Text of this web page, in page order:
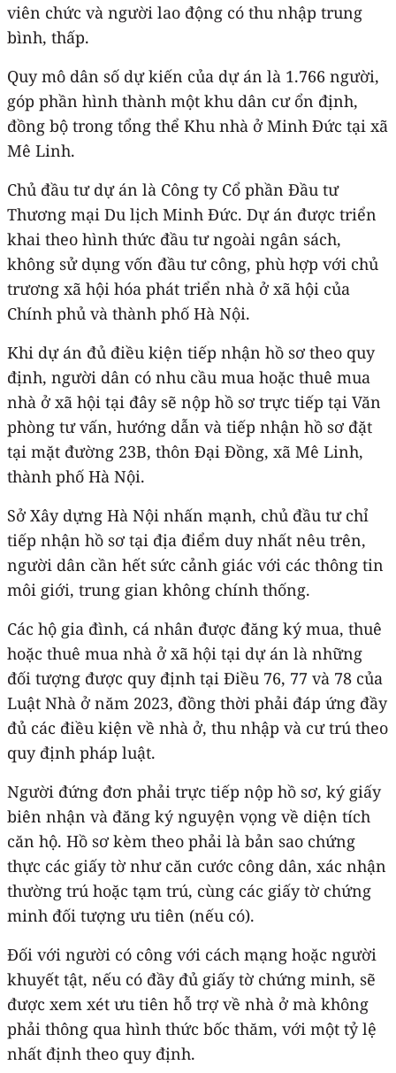
viên chức và người lao động có thu nhập trung
bình, thấp.
Quy mô dân số dự kiến của dự án là 1.766 người,
góp phần hình thành một khu dân cư ổn định,
đồng bộ trong tổng thể Khu nhà ở Minh Đức tại xã
Mê Linh.
Chủ đầu tư dự án là Công ty Cổ phần Đầu tư
Thương mại Du lịch Minh Đức. Dự án được triển
khai theo hình thức đầu tư ngoài ngân sách,
không sử dụng vốn đầu tư công, phù hợp với chủ
trương xã hội hóa phát triển nhà ở xã hội của
Chính phủ và thành phố Hà Nội.
Khi dự án đủ điều kiện tiếp nhận hồ sơ theo quy
định, người dân có nhu cầu mua hoặc thuê mua
nhà ở xã hội tại đây sẽ nộp hồ sơ trực tiếp tại Văn
phòng tư vấn, hướng dẫn và tiếp nhận hồ sơ đặt
tại mặt đường 23B, thôn Đại Đồng, xã Mê Linh,
thành phố Hà Nội.
Sở Xây dựng Hà Nội nhấn mạnh, chủ đầu tư chỉ
tiếp nhận hồ sơ tại địa điểm duy nhất nêu trên,
người dân cần hết sức cảnh giác với các thông tin
môi giới, trung gian không chính thống.
Các hộ gia đình, cá nhân được đăng ký mua, thuê
hoặc thuê mua nhà ở xã hội tại dự án là những
đối tượng được quy định tại Điều 76, 77 và 78 của
Luật Nhà ở năm 2023, đồng thời phải đáp ứng đầy
đủ các điều kiện về nhà ở, thu nhập và cư trú theo
quy định pháp luật.
Người đứng đơn phải trực tiếp nộp hồ sơ, ký giấy
biên nhận và đăng ký nguyện vọng về diện tích
căn hộ. Hồ sơ kèm theo phải là bản sao chứng
thực các giấy tờ như căn cước công dân, xác nhận
thường trú hoặc tạm trú, cùng các giấy tờ chứng
minh đối tượng ưu tiên (nếu có).
Đối với người có công với cách mạng hoặc người
khuyết tật, nếu có đầy đủ giấy tờ chứng minh, sẽ
được xem xét ưu tiên hỗ trợ về nhà ở mà không
phải thông qua hình thức bốc thăm, với một tỷ lệ
nhất định theo quy định.